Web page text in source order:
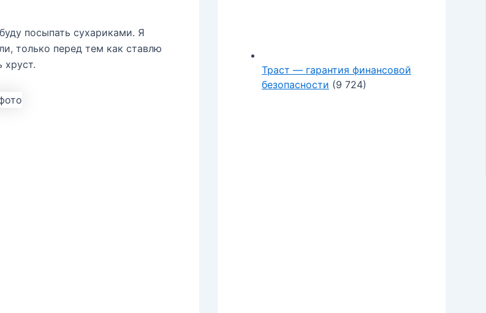
посыпать сухариками. Я
только перед тем как ставлю
хруст.
Траст — гарантия финансовой
безопасности (9 724)